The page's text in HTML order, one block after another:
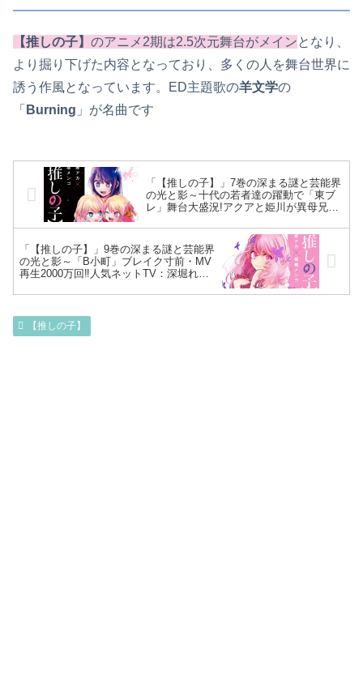
【推しの子】 のアニメ2期は2.5次元舞台がメインとなり、
より掘り下げた内容となっており、多くの人を舞台世界に
誘う作風となっています。ED主題歌の羊文学の
「 Burning 」が名曲です
「【推しの子】」7巻の深まる謎と芸能界
の光と影～十代の若者達の躍動で「東ブ
レ」舞台大盛況!アクアと姫川が異母兄
始動～
「【推しの子】」9巻の深まる謎と芸能界
の光と影～「B小町」ブレイク寸前・MV
再生2000万回‼人気ネットTV：深堀れ☆
動…ルビー健気にAD：吉住に接近～
【推しの子】